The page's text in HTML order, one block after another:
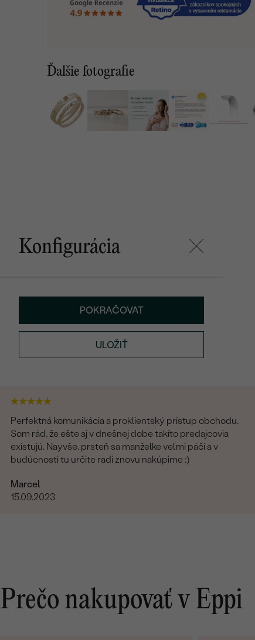
Ďalšie fotografie
Konfigurácia
POKRAČOVAT
ULOŽIŤ
Perfektná komunikácia a proklientský prístup obchodu.
Som rád, že ešte aj v dnešnej dobe takíto predajcovia
existujú. Nayvše, prsteň sa manželke veľmi páči a v
budúcnosti tu určite radi znovu nakúpime :)
Marcel
15.09.2023
Prečo nakupovať v Eppi